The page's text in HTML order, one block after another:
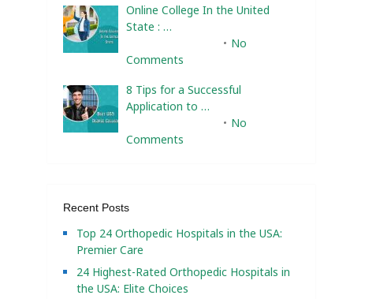
Online College In the United
State : …
No
Comments
8 Tips for a Successful
Application to …
No
Comments
Recent Posts
Top 24 Orthopedic Hospitals in the USA:
Premier Care
24 Highest-Rated Orthopedic Hospitals in
the USA: Elite Choices